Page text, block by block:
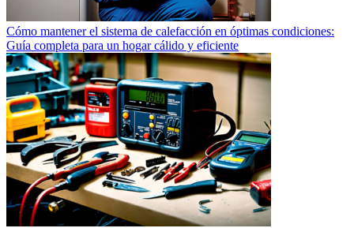
Cómo mantener el sistema de calefacción en óptimas condiciones:
Guía completa para un hogar cálido y eficiente